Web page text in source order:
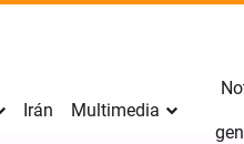
Irán Multimedia